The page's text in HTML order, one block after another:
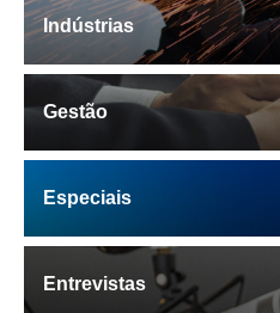
Indústrias
Gestão
Especiais
Entrevistas